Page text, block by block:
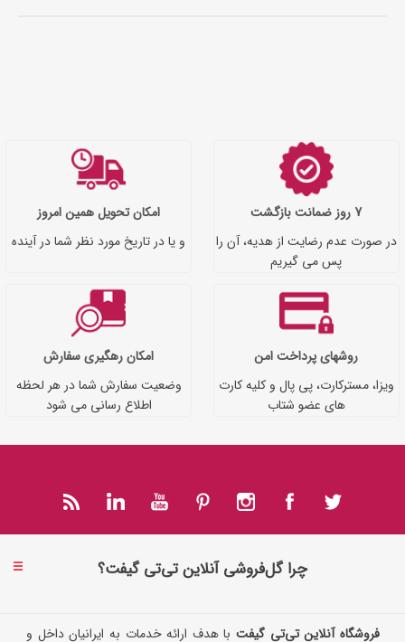
7 روز ضمانت بازگشت
در صورت عدم رضایت از هدیه، آن را
پس می گیریم
امکان تحویل همین امروز
و یا در تاریخ مورد نظر شما در آینده
روشهای پرداخت امن
ویزا، مسترکارت، پی پال و کلیه کارت
های عضو شتاب
امکان رهگیری سفارش
وضعیت سفارش شما در هر لحظه
اطلاع رسانی می شود
چرا گل‌فروشی آنلاین تی‌تی گیفت؟
فروشگاه آنلاین تی‌تی گیفتبا هدف ارائه خدمات به ایرانیان داخل و